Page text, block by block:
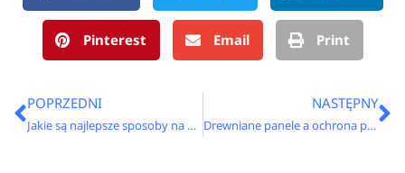
Pinterest Email Print
Prev
POPRZEDNI
Jakie są najlepsze sposoby na organizację garderoby?
NASTĘPNY
Drewniane panele a ochrona przed hałasem – jak wyciszyć przestrzeń i dodać wnętrzu uroku